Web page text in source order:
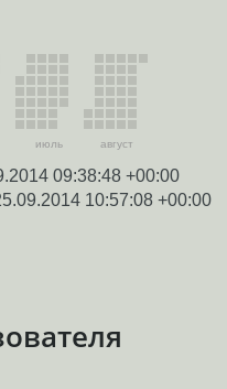
июль август
09:38:48 +00:00
10:57:08 +00:00